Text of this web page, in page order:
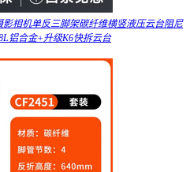
影相机单反三脚架碳纤维横竖液压云台阻尼
铝合金+升级K6快拆云台